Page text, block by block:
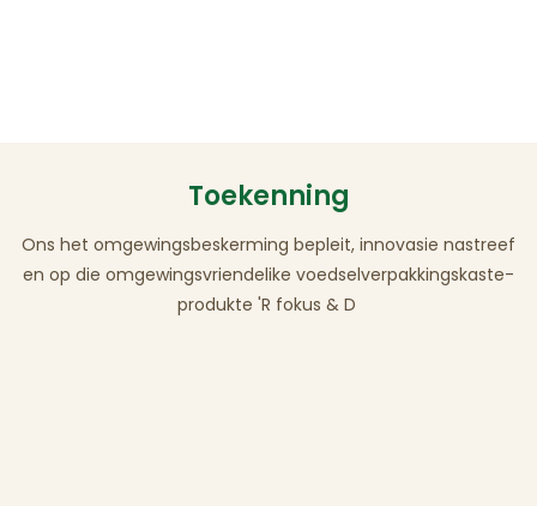
Toekenning
Ons het omgewingsbeskerming bepleit, innovasie nastreef
en op die omgewingsvriendelike voedselverpakkingskaste-
produkte 'R fokus & D